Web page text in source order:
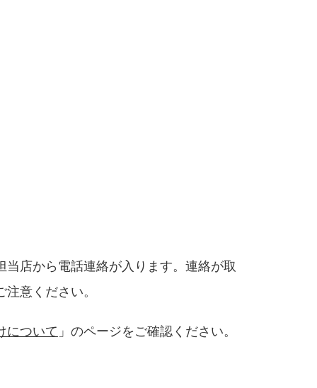
店から電話連絡が入ります。連絡が取
意ください。
について 」のページをご確認ください。